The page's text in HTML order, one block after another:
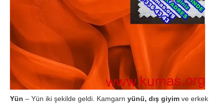
Yün – Yün iki şekilde geldi. Kamgarn yünü, dış giyim ve erkek